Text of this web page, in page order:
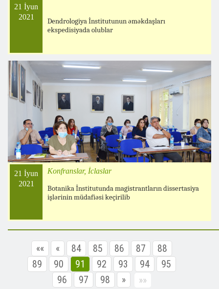
21 İyun
2021
Dendrologiya İnstitutunun əməkdaşları
ekspedisiyada olublar
21 İyun
2021
Konfranslar, İclaslar
Botanika İnstitutunda magistrantların dissertasiya
işlərinin müdafiəsi keçirilib
«« « 84 85 86 87
88
89
90 91 92 93 94
95
96
97 98 » »»